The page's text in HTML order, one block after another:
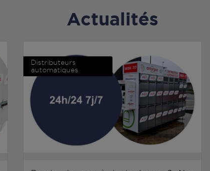
Actualités
Distributeurs
automatiques